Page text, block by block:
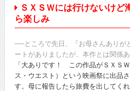
ＳＸＳＷには行けないけど
ら楽しみ
──ところで先日、『お母さんありが
ートがありましたが、本作とは関係あ
「大ありです！ この作品がＳＸＳ
ス・ウエスト）という映画祭に出品
す。母に報告したら旅費を出してく